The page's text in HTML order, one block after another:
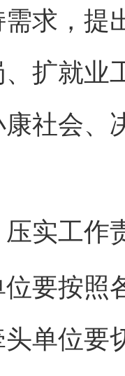
求，提
扩就业
社会、
实工作
按照各
单位要